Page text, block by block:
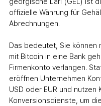
offizielle Währung für
Abrechnungen.
Das bedeutet, Sie können
mit Bitcoin in eine Bank
Firmenkonto verlangen.
eröffnen Unternehmen
USD oder EUR und
Konversionsdienste, um